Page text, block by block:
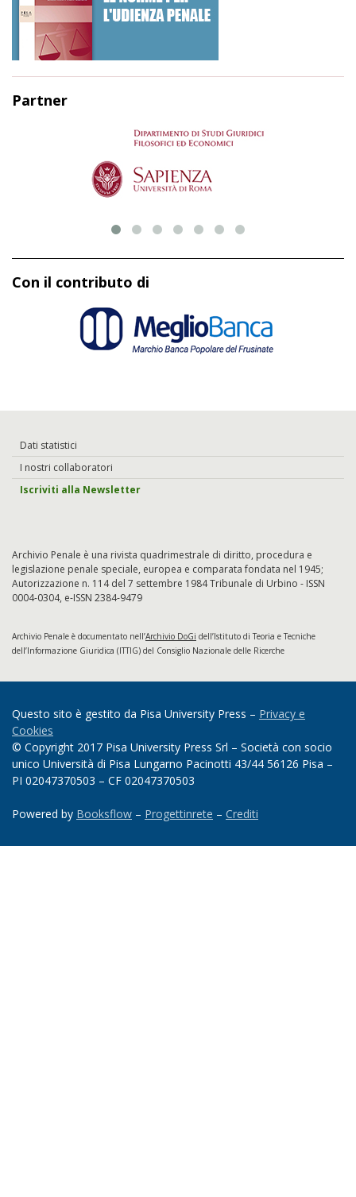
Partner
Con il contributo di
Dati statistici
I nostri collaboratori
Iscriviti alla Newsletter
Archivio Penale è una rivista quadrimestrale di diritto, procedura e
legislazione penale speciale, europea e comparata fondata nel 1945;
Autorizzazione n. 114 del 7 settembre 1984 Tribunale di Urbino - ISSN
0004-0304, e-ISSN 2384-9479
Archivio Penale è documentato nell’Archivio DoGi dell’Istituto di Teoria e Tecniche
dell’Informazione Giuridica (ITTIG) del Consiglio Nazionale delle Ricerche
Questo sito è gestito da Pisa University Press – Privacy e
Cookies
© Copyright 2017 Pisa University Press Srl – Società con socio
unico Università di Pisa Lungarno Pacinotti 43/44 56126 Pisa –
PI 02047370503 – CF 02047370503
Powered by Booksflow – Progettinrete – Crediti